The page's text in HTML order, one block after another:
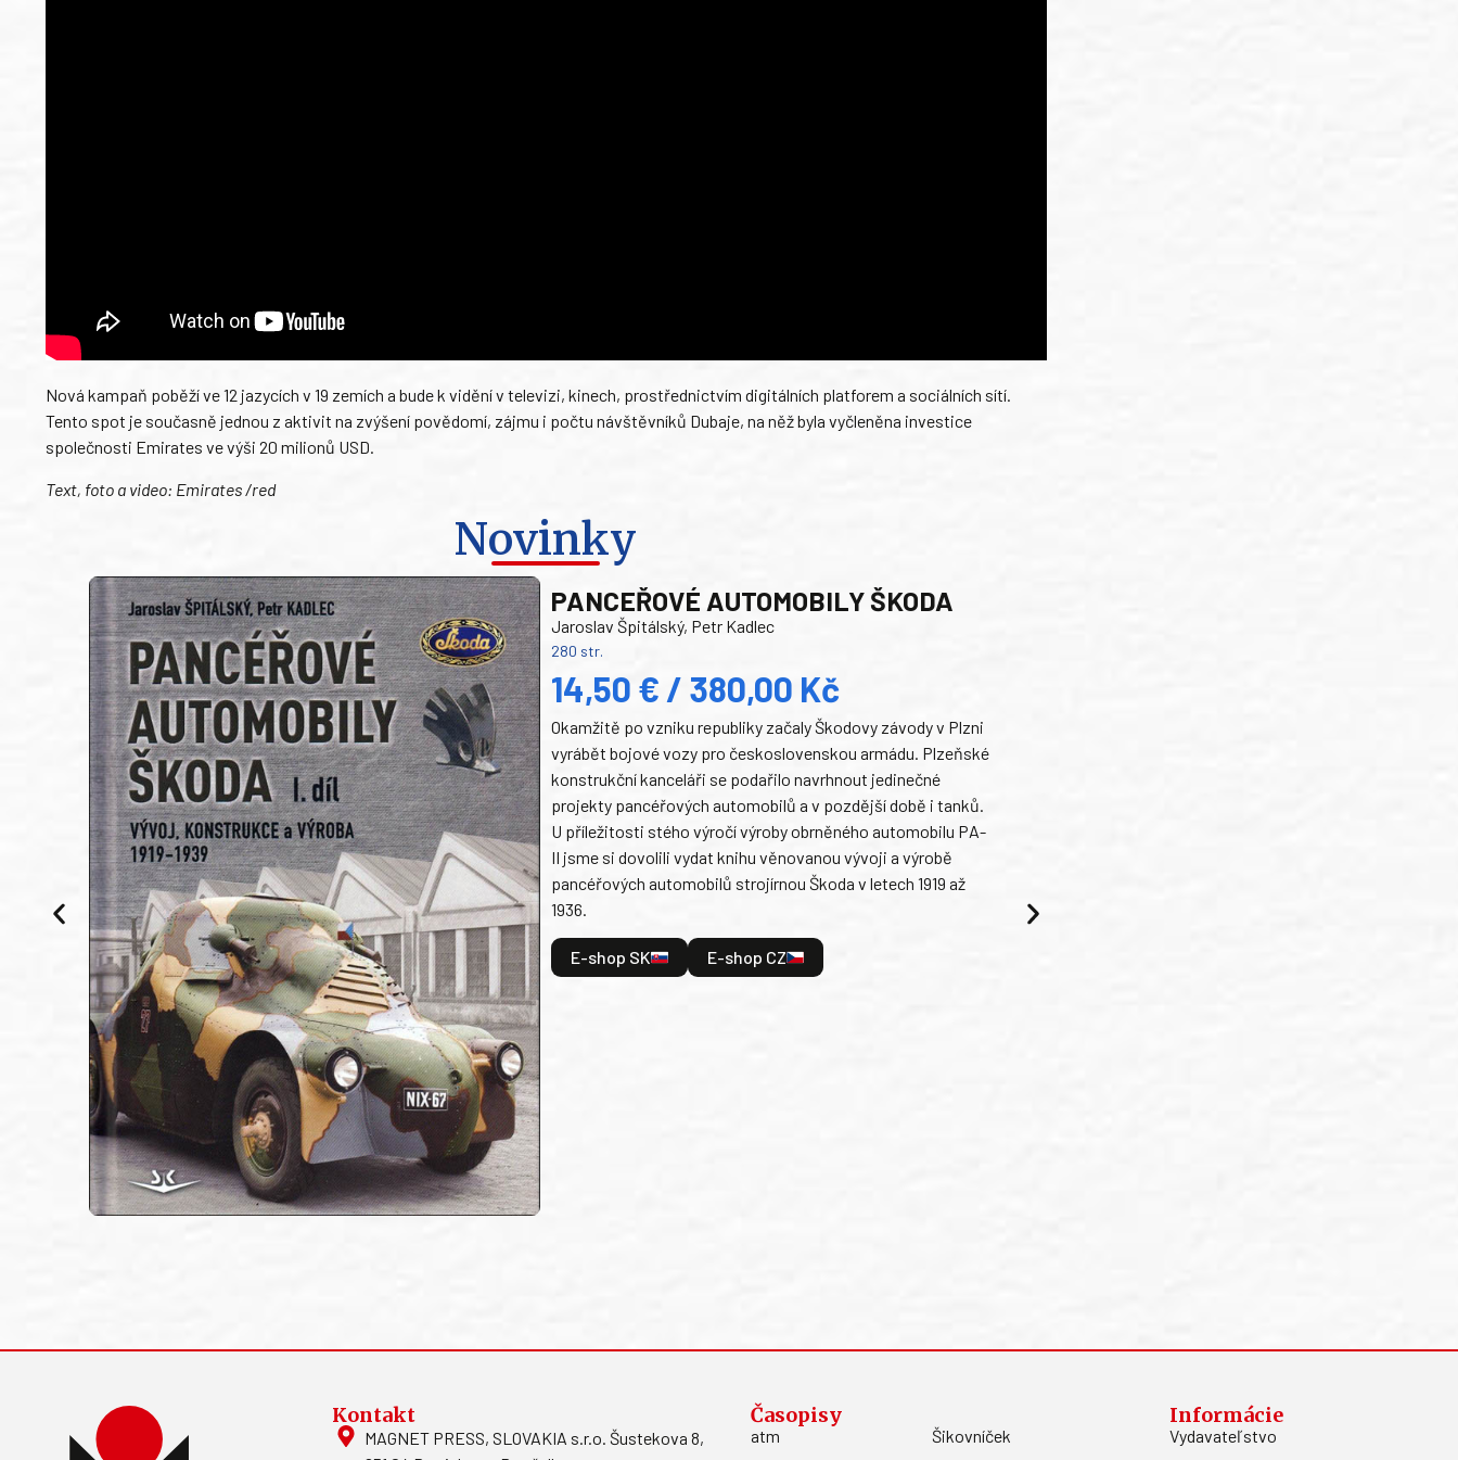
Nová kampaň poběží ve 12 jazycích v 19 zemích a bude k vidění v televizi, kinech, prostřednictvím digitálních platforem a sociálních sítí.
Tento spot je současně jednou z aktivit na zvýšení povědomí, zájmu i počtu návštěvníků Dubaje, na něž byla vyčleněna investice
společnosti Emirates ve výši 20 milionů USD.
Text, foto a video: Emirates /red
Novinky
PANCEŘOVÉ AUTOMOBILY ŠKODA
Jaroslav Špitálský, Petr Kadlec
280 str.
14,50 € / 380,00 Kč
Okamžitě po vzniku republiky začaly Škodovy závody v Plzni
vyrábět bojové vozy pro československou armádu. Plzeňské
konstrukční kanceláři se podařilo navrhnout jedinečné
projekty pancéřových automobilů a v pozdější době i tanků.
U příležitosti stého výročí výroby obrněného automobilu PA-
II jsme si dovolili vydat knihu věnovanou vývoji a výrobě
pancéřových automobilů strojírnou Škoda v letech 1919 až
1936.
E-shop SK E-shop CZ
Kontakt
MAGNET PRESS, SLOVAKIA s.r.o. Šustekova 8,
Časopisy
atm
Šikovníček
Informácie
Vydavateľstvo